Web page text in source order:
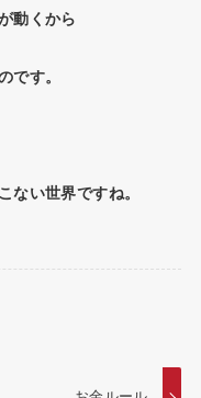
動くから
です。
ない世界ですね。